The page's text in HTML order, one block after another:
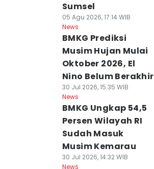
Sumsel
05 Agu 2026, 17:14 WIB
News
BMKG Prediksi
Musim Hujan Mulai
Oktober 2026, El
Nino Belum Berakhir
30 Jul 2026, 15:35 WIB
News
BMKG Ungkap 54,5
Persen Wilayah RI
Sudah Masuk
Musim Kemarau
30 Jul 2026, 14:32 WIB
News